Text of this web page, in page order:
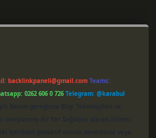
backlinkpaneli@gmail.com Teams:
0262 606 0 726 Telegram: @karabul